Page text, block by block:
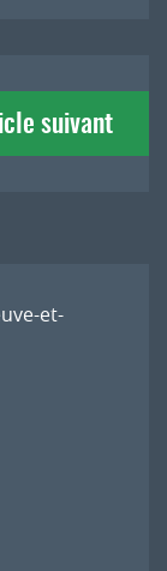
suivant
et-